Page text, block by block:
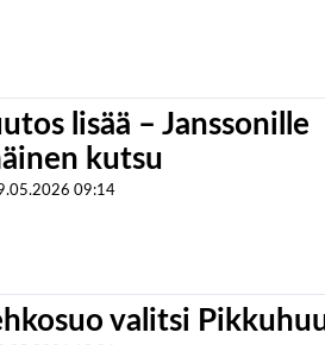
lisää – Janssonille
kutsu
09:14
valitsi